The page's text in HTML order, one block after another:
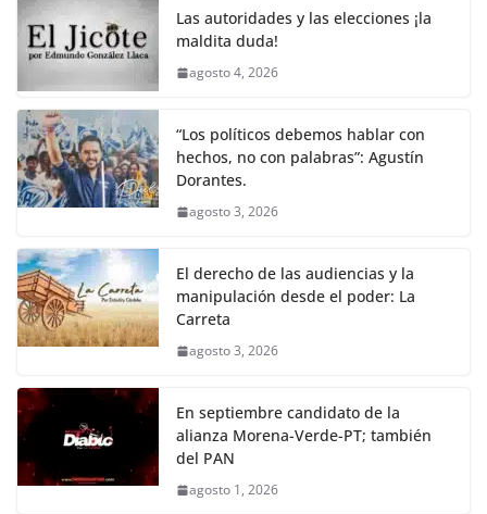
Las autoridades y las elecciones ¡la
maldita duda!
agosto 4, 2026
“Los políticos debemos hablar con
hechos, no con palabras”: Agustín
Dorantes.
agosto 3, 2026
El derecho de las audiencias y la
manipulación desde el poder: La
Carreta
agosto 3, 2026
En septiembre candidato de la
alianza Morena-Verde-PT; también
del PAN
agosto 1, 2026